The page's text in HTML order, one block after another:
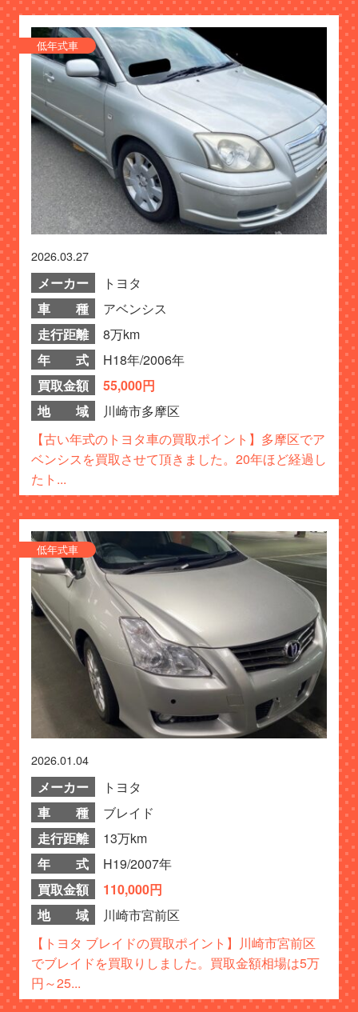
低年式車
2026.03.27
メーカー
トヨタ
車 種
アベンシス
走行距離
8万km
年 式
H18年/2006年
買取金額
55,000円
地 域
川崎市多摩区
【古い年式のトヨタ車の買取ポイント】多摩区でア
ベンシスを買取させて頂きました。20年ほど経過し
たト...
低年式車
2026.01.04
メーカー
トヨタ
車 種
ブレイド
走行距離
13万km
年 式
H19/2007年
買取金額
110,000円
地 域
川崎市宮前区
【トヨタ ブレイドの買取ポイント】川崎市宮前区
でブレイドを買取りしました。買取金額相場は5万
円～25...